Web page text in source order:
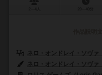
ネロ・オンドレイ・ソヴ
ネロ・オンドレイ・ソヴ